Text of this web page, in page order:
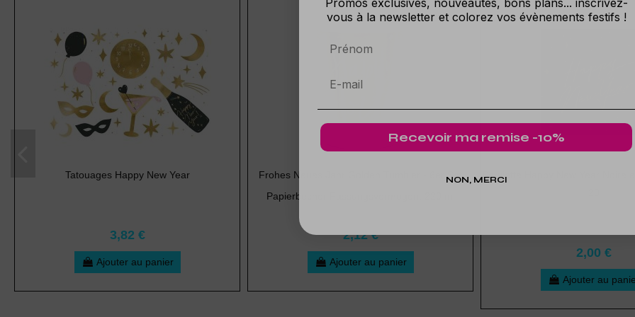
Tatouages Happy New Year
3,82 €
Ajouter au panier
Frohes Neues Jahr Golden Tumbler - 6er Set
Papierbecher Fassungsvermögen: 220 ml
2,12 €
Ajouter au panier
Serviette Happy New Year Noire
2,00 €
Ajouter au
vous à la newsletter et colorez vos évènements festifs !
Prénom
Recevoir ma remise -10%
NON, MERCI